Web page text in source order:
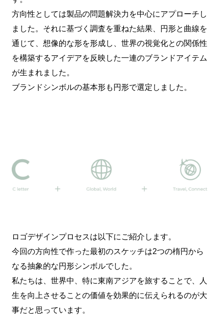
方向性としては製品の問題解決力を中心にアプローチし
ました。それに基づく調査を重ねた結果、円形と曲線を
通じて、想像的な形を形成し、世界の視覚化との関係性
を構築するアイデアを反映した一連のブランドアイテム
が生まれました。
ブランドシンボルの基本形も円形で選定しました。
ロゴデザインプロセスは以下にご紹介します。
今回の方向性で作った最初のスケッチは2つの楕円から
なる抽象的な円形シンボルでした。
私たちは、世界中、特に東南アジアを旅することで、人
生を向上させることの価値を効果的に伝えられるのが大
事だと思っています。